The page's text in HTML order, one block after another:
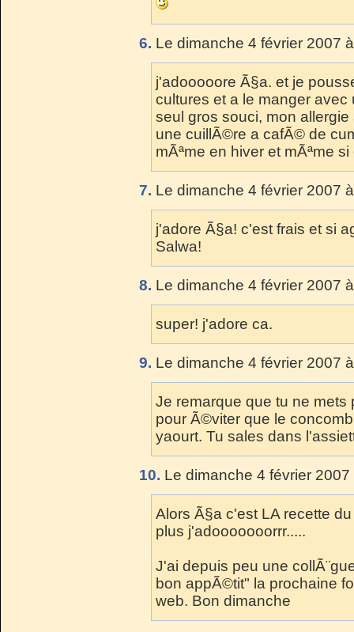
6. Le dimanche 4 février 2007
j'adooooore Ã§a. et je
cultures et a le manger avec
seul gros souci, mon
une cuillÃ©re a cafÃ© de
mÃªme en hiver et mÃªme
7. Le dimanche 4 février 2007
j'adore Ã§a! c'est frais et si
Salwa!
8. Le dimanche 4 février 2007
super! j'adore ca.
9. Le dimanche 4 février 2007
Je remarque que tu ne
pour Ã©viter que le
yaourt. Tu sales dans
10. Le dimanche 4 février
Alors Ã§a c'est LA recette
plus j'adooooooorrr.....
J'ai depuis peu une
bon appÃ©tit" la prochaine
web. Bon dimanche